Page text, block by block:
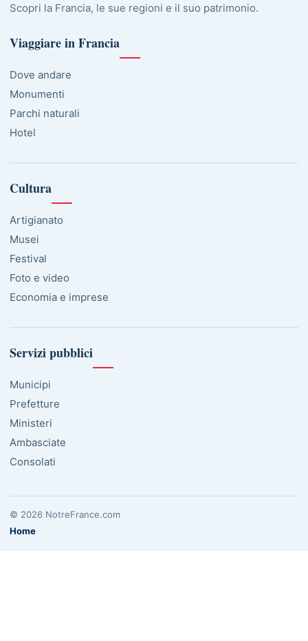
Scopri la Francia, le sue regioni e il suo patrimonio.
Viaggiare in Francia
Dove andare
Monumenti
Parchi naturali
Hotel
Cultura
Artigianato
Musei
Festival
Foto e video
Economia e imprese
Servizi pubblici
Municipi
Prefetture
Ministeri
Ambasciate
Consolati
© 2026 NotreFrance.com
Home